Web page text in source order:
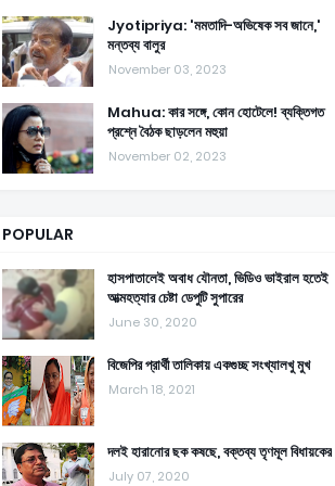
Jyotipriya: 'মমতাদি-অভিষেক সব জানে,'
মন্তব্য বালুর
November 03, 2023
Mahua: কার সঙ্গে, কোন হোটেলে! ব্যক্তিগত
প্রশ্নে বৈঠক ছাড়লেন মহুয়া
November 02, 2023
POPULAR
হাসপাতালেই অবাধ যৌনতা, ভিডিও ভাইরাল হতেই
আত্মহত্যার চেষ্টা ডেপুটি সুপারের
June 30, 2020
বিজেপির প্রার্থী তালিকায় একগুচ্ছ সংখ্যালখু মুখ
March 18, 2021
দলই হারানোর ছক কষছে, বক্তব্য তৃণমূল বিধায়কের
July 07, 2020